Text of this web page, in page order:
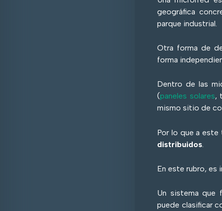
geográfica
parque industrial.
Otra forma de
forma
Dentro de las
(paneles solares,
mismo sitio de
Por lo que a
distribuidos
En este rubro, es
Un sistema que
puede clasificar